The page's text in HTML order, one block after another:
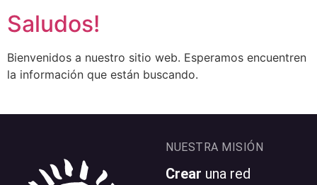
Saludos!
Bienvenidos a nuestro sitio web. Esperamos encuentren
la información que están buscando.
NUESTRA MISIÓN
Crear una red